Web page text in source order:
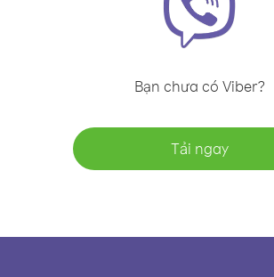
Bạn chưa có Viber?
Tải ngay